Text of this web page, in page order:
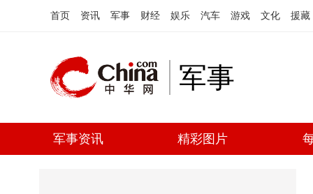
首页 资讯 军事 财经 娱乐 汽车 游戏 文化 援藏
军事
军事资讯 精彩图片